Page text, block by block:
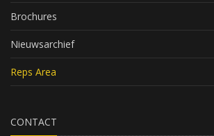
Brochures
Nieuwsarchief
Reps Area
CONTACT